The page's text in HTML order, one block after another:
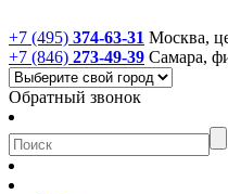
+7 (495) 374-63-31 Москва,
+7 (846) 273-49-39 Самара,
Обратный звонок